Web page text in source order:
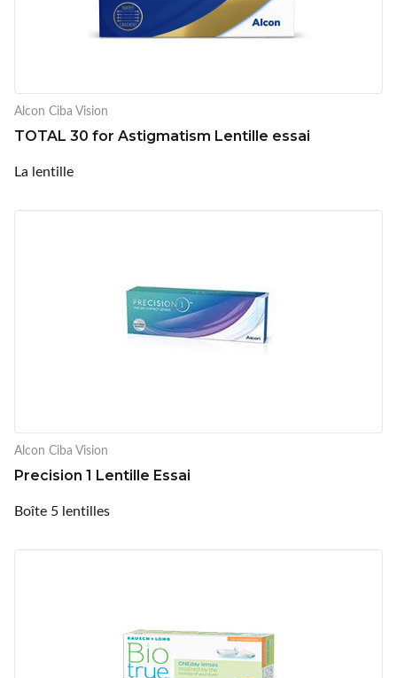
Alcon Ciba Vision
TOTAL 30 for Astigmatism Lentille essai
La lentille
Alcon Ciba Vision
Precision 1 Lentille Essai
Boîte 5 lentilles